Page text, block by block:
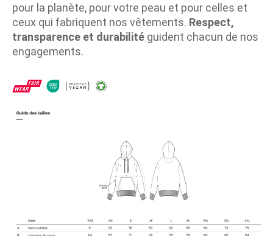
pour la planète, pour votre peau et pour celles et
ceux qui fabriquent nos vêtements. Respect,
transparence et durabilité guident chacun de nos
engagements.